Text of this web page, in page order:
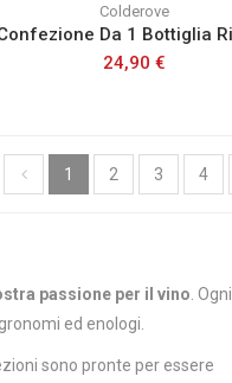
Colderove
24,90 €
1 2 3 4
passione per il vino . Ogni
ed enologi.
sono pronte per essere